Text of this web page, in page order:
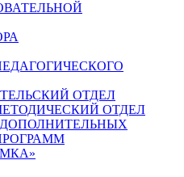
ОТДЕЛ
ОТДЕЛ